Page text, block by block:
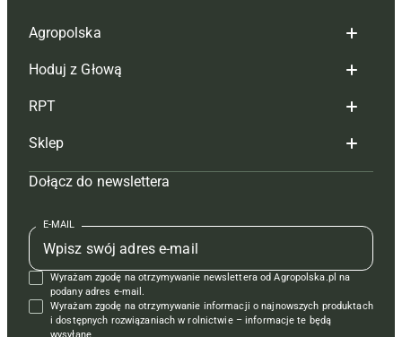
Agropolska
Redakcja
Reklama
Tagi
Mapa serwisu
Kontakt
Regulamin
Polityka prywatności
Hoduj z Głową
Hoduj z głową bydło
Hoduj z głową świnie
Prenumerata
Redakcja
Kontakt
Reklama
RPT
Redakcja
Prenumerata
Reklama
Kontakt
Krzyżówki
Sklep
Czasopisma i prenumerata
Książki
Regulamin
Dołącz do newslettera
E-MAIL
Wyrażam zgodę na otrzymywanie newslettera od Agropolska.pl na
podany adres e-mail.
Wyrażam zgodę na otrzymywanie informacji o najnowszych produktach
i dostępnych rozwiązaniach w rolnictwie – informacje te będą